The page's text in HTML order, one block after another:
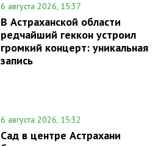
6 августа 2026, 15:37
В Астраханской области
редчайший геккон устроил
громкий концерт: уникальная
запись
6 августа 2026, 15:32
Сад в центре Астрахани